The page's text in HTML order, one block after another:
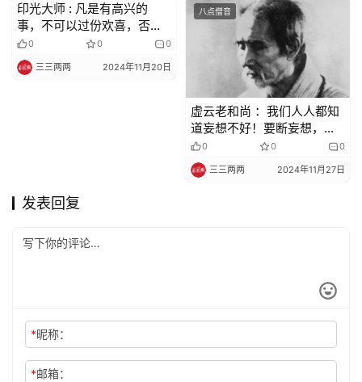
八点僧音
印光大师 : 凡是有高兴的
事，不可以过份欢喜，否则
必著欢喜魔
0 0 0
三三两两 2024年11月20日
八点僧音
虚云老和尚 ：我们人人都知
道妄想不好！要断妄想，但
又明知故犯，仍然打妄想
0 0 0
三三两两 2024年11月27日
发表回复
*昵称：
*邮箱：